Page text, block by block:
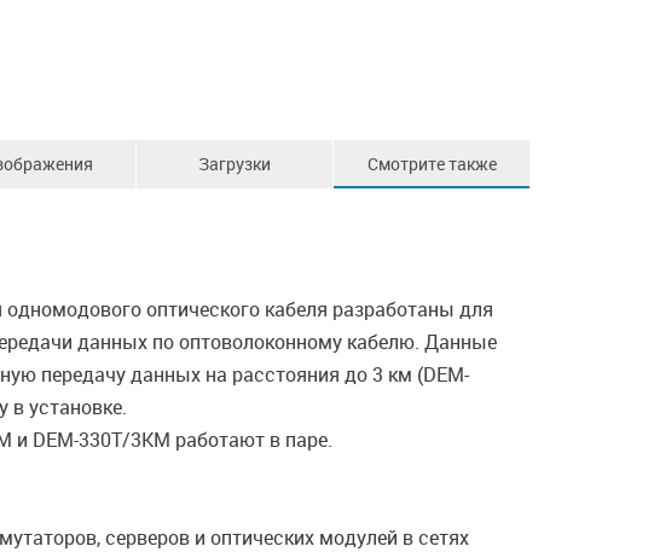
Загрузки Смотрите также
оптического кабеля разработаны для
данных по оптоволоконному кабелю. Данные
передачу данных на расстояния до 3 км (DEM-
в установке.
и DEM-330T/3KM работают в паре.
серверов и оптических модулей в сетях